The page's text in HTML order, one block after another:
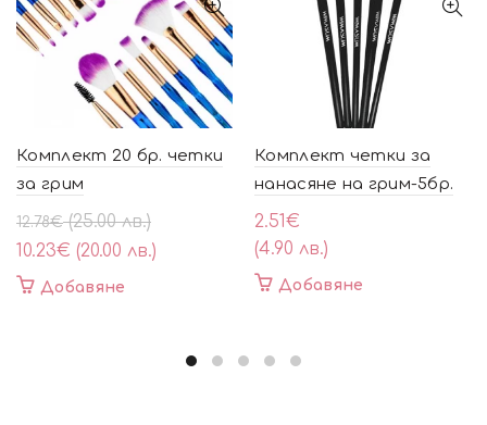
Комплект 20 бр. четки
за грим
12.78€ (25.00 лв.)
Original
price
was:
12.78€
10.23€ (20.00 лв.)
Текущата
цена
е:
10.23€
Добавяне
Комплект четки за
нанасяне на грим-5бр.
2.51€
(4.90 лв.)
Добавяне